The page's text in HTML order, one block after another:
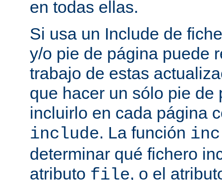
en todas ellas.
Si usa un Include de
y/o pie de página puede
trabajo de estas
que hacer un sólo pie de
incluirlo en cada página
include. La función
determinar qué fichero
atributo file, o el